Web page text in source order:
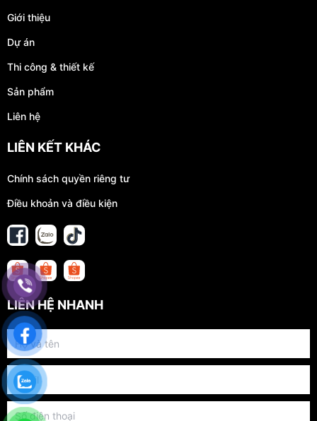
Giới thiệu
Dự án
Thi công & thiết kế
Sản phẩm
Liên hệ
LIÊN KẾT KHÁC
Chính sách quyền riêng tư
Điều khoản và điều kiện
LIÊN HỆ NHANH